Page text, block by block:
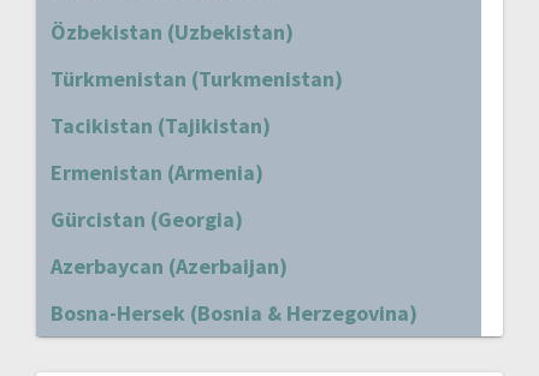
Özbekistan (Uzbekistan)
Türkmenistan (Turkmenistan)
Tacikistan (Tajikistan)
Ermenistan (Armenia)
Gürcistan (Georgia)
Azerbaycan (Azerbaijan)
Bosna-Hersek (Bosnia & Herzegovina)